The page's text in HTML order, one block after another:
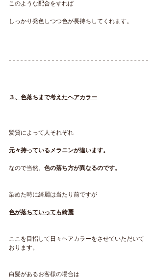
このような配合をすれば
しっかり発色しつつ色が長持ちしてくれます。
３、色落ちまで考えたヘアカラー
髪質によって人それぞれ
元々持っているメラニンが違います。
なので当然、 色の落ち方が異なるのです。
染めた時に綺麗は当たり前ですが
色が落ちていっても綺麗
ここを目指して日々ヘアカラーをさせていただいて
おります。
白髪があるお客様の場合は